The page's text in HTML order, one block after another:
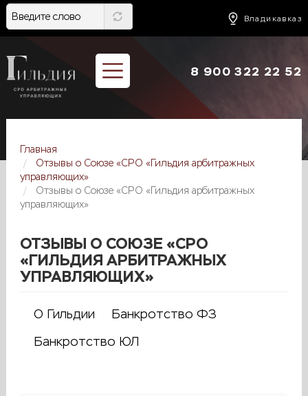
Перейти
основному
Владикавказ
8 900 322 22 52
Главная
Отзывы о Союзе «СРО «Гильдия арбитражных
управляющих»
Отзывы о Союзе «СРО «Гильдия арбитражных
управляющих»
ОТЗЫВЫ О СОЮЗЕ «СРО
«ГИЛЬДИЯ АРБИТРАЖНЫХ
УПРАВЛЯЮЩИХ»
О Гильдии
Банкротство ФЗ
Банкротство ЮЛ